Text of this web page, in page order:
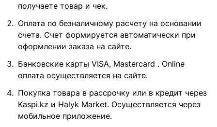
получаете товар и чек.
Оплата по безналичному расчету на основании
счета. Счет формируется автоматически при
оформлении заказа на сайте.
Банковские карты VISA, Mastercard . Online
оплата осуществляется на сайте.
Покупка товара в рассрочку или в кредит через
Kaspi.kz и Halyk Market. Осуществляется через
мобильное приложение.